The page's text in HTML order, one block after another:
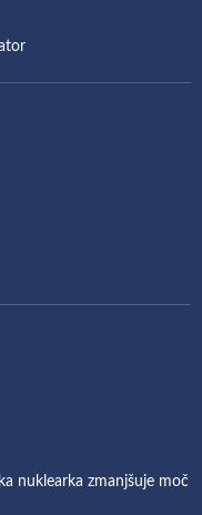
nuklearka zmanjšuje moč